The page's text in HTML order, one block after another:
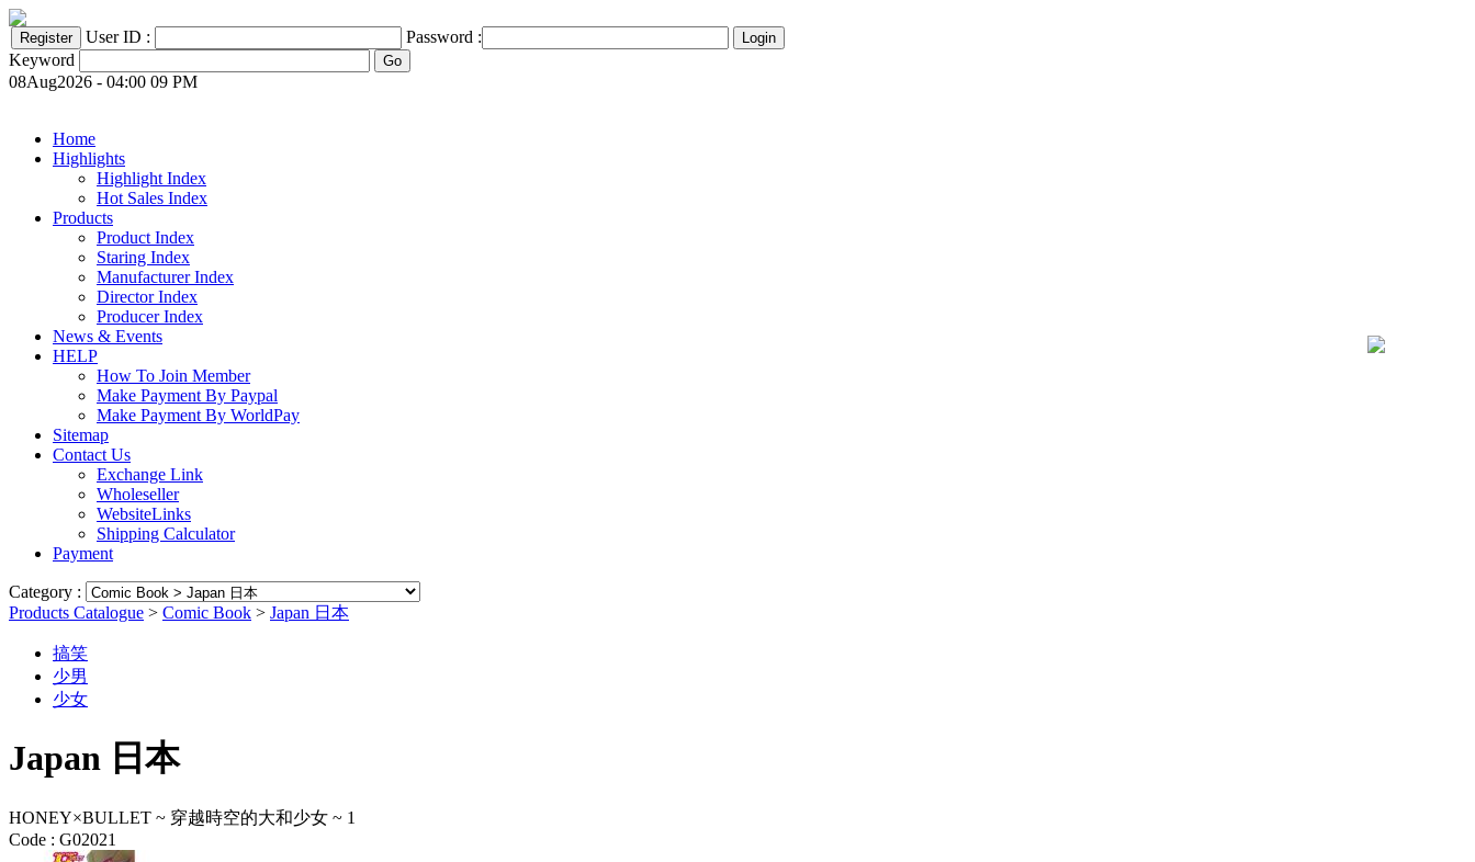
User ID :
Password :
Keyword
08Aug2026 - 04:00 09 PM
Home
Highlights
Highlight Index
Hot Sales Index
Products
Product Index
Staring Index
Manufacturer Index
Director Index
Producer Index
News & Events
HELP
How To Join Member
Make Payment By Paypal
Make Payment By WorldPay
Sitemap
Contact Us
Exchange Link
Wholeseller
WebsiteLinks
Shipping Calculator
Payment
Category :
Products Catalogue > Comic Book > Japan 日本
搞笑
少男
少女
Japan 日本
HONEY×BULLET ~ 穿越時空的大和少女 ~ 1
Code : G02021